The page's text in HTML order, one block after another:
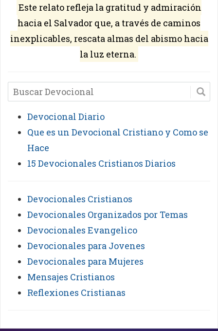
Este relato refleja la gratitud y admiración
hacia el Salvador que, a través de caminos
inexplicables, rescata almas del abismo hacia
la luz eterna.
Devocional Diario
Que es un Devocional Cristiano y Como se
Hace
15 Devocionales Cristianos Diarios
Devocionales Cristianos
Devocionales Organizados por Temas
Devocionales Evangelico
Devocionales para Jovenes
Devocionales para Mujeres
Mensajes Cristianos
Reflexiones Cristianas